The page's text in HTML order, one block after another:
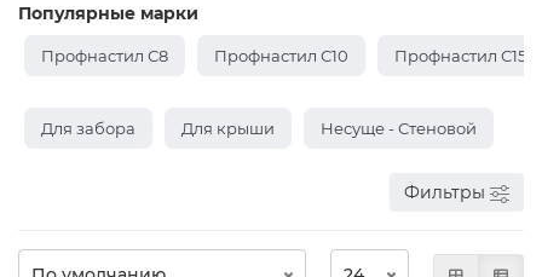
Популярные марки
Профнастил С8 Профнастил С10 Профнастил С15
Для забора Для крыши Несуще - Стеновой
Фильтры